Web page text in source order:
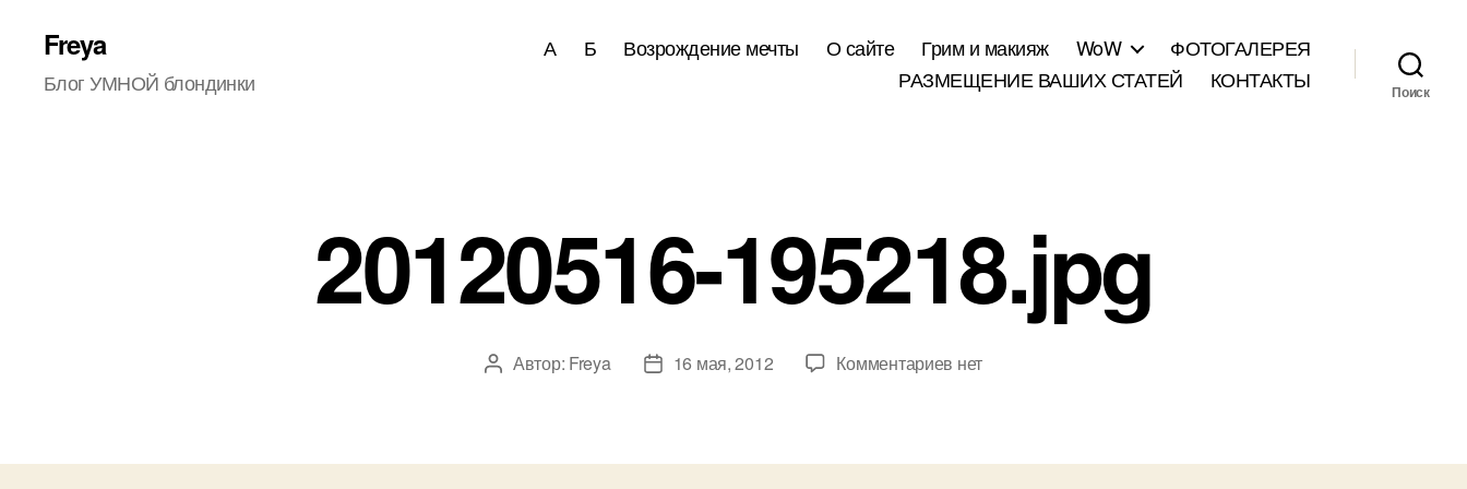
Freya
Блог УМНОЙ блондинки
А Б Возрождение мечты О сайте Грим и макияж WoW
ФОТОГАЛЕРЕЯ
РАЗМЕЩЕНИЕ ВАШИХ СТАТЕЙ
КОНТАКТЫ Поиск
20120516-195218.jpg
Автор
Автор: Freya
Дата16 мая, 2012 Комментариев кнет